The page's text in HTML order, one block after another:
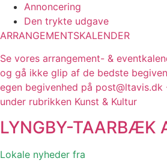
Annoncering
Den trykte udgave
ARRANGEMENTSKALENDER
Se vores arrangement- &
og gå ikke glip af de bedste
egen begivenhed på
under rubrikken Kunst & Kultur
LYNGBY-TAARBÆK
Lokale nyheder fra